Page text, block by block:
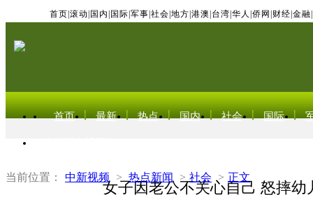
首页 滚动 国内 国际 军事 社会 地方 港澳 台湾 华人 侨网 财经 金融
首页 最新 热点 国内 社会 国际
当前位置： 中新视频 > 热点新闻 > 社会 > 正文
女子因老公不关心自己 怒摔幼